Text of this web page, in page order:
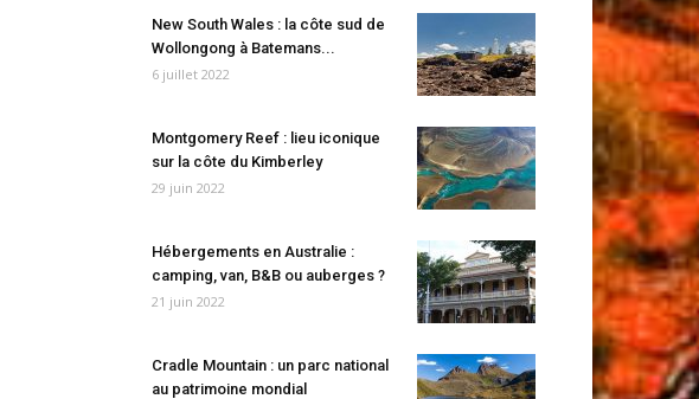
New South Wales : la côte sud de
Wollongong à Batemans...
6 juillet 2022
Montgomery Reef : lieu iconique
sur la côte du Kimberley
29 juin 2022
Hébergements en Australie :
camping, van, B&B ou auberges ?
21 juin 2022
Cradle Mountain : un parc national
au patrimoine mondial